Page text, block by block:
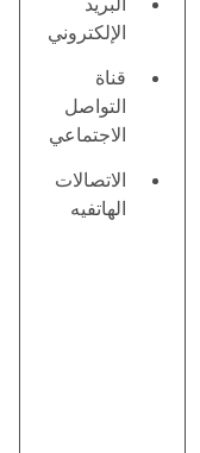
الإلكتروني
قناة
التواصل
الاجتماعي
الاتصالات
الهاتفيه